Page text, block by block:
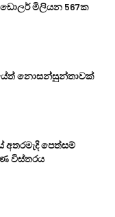
ඩොලර් මිලියන 567ක
නොසන්සුන්තාවක්
පෙත්සම්
විස්තරය